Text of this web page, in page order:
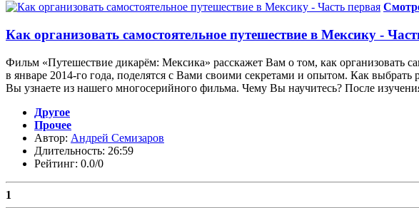
Как организовать самостоятельное путешествие в Мексику -
Фильм «Путешествие дикарём: Мексика» расскажет Вам о том, как организовать
в январе 2014-го года, поделятся с Вами своими секретами и опытом. Как выбрать
Вы узнаете из нашего многосерийного фильма. Чему Вы научитесь? После
Другое
Прочее
Автор: Андрей Семизаров
Длительность: 26:59
Рейтинг: 0.0/0
1